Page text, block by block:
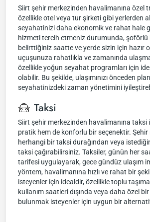
Siirt şehir merkezinden havalimanına özel
özellikle otel veya tur şirketi gibi yerlerden
seyahatinizi daha ekonomik ve rahat hale
hizmeti tercih etmeniz durumunda, şoförlü
belirttiğiniz saatte ve yerde sizin için hazır
uçuşunuza rahatlıkla ve zamanında
özellikle yoğun seyahat programları için
olabilir. Bu şekilde, ulaşımınızı önceden
seyahatinizdeki zaman yönetimini
Taksi
Siirt şehir merkezinden havalimanına taksi
pratik hem de konforlu bir seçenektir. Şehir
herhangi bir taksi durağından veya
taksi çağırabilirsiniz. Taksiler, günün her
tarifesi uygulayarak, gece gündüz ulaşım
yöntem, havalimanına hızlı ve rahat bir
isteyenler için idealdir, özellikle toplu taşıma
kullanım saatleri dışında veya daha özel
bulunmak isteyenler için uygun bir